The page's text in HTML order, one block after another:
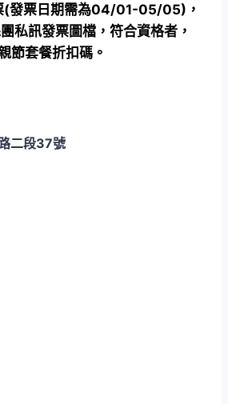
(發票日期需為04/01-05/05)，
私訊發票圖檔，符合資格者，
節套餐折扣碼。
二段37號